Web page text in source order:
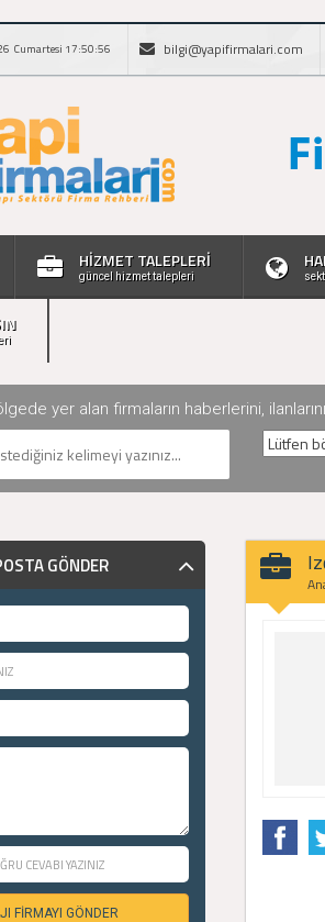
Cumartesi 17:50:57 bilgi@yapifirmalari.com
HİZMET TALEPLERİ
güncel hizmet talepleri
yer alan firmaların haberlerini,
GÖNDER
FİRMAYI GÖNDER